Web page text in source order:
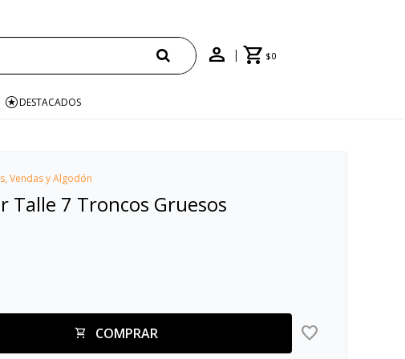
$0
DESTACADOS
Vendas y Algodón
Talle 7 Troncos Gruesos
COMPRAR